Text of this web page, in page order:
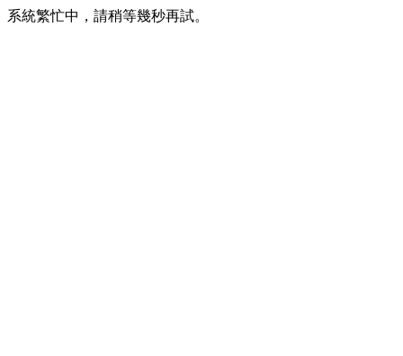
系統繁忙中，請稍等幾秒再試。